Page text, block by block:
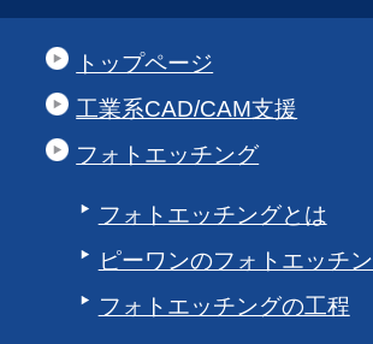
トップページ
工業系CAD/CAM支援
フォトエッチング
フォトエッチングとは
ピーワンのフォトエッチ
フォトエッチングの工程